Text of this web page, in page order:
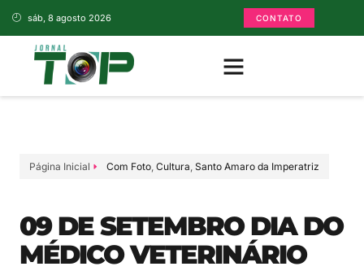
sáb, 8 agosto 2026 CONTATO
Página Inicial Com Foto, Cultura, Santo Amaro da Imperatriz
09 DE SETEMBRO DIA DO
MÉDICO VETERINÁRIO